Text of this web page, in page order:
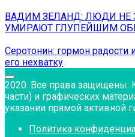
ВАДИМ ЗЕЛАНД: ЛЮДИ НЕ
УМИРАЮТ ГЛУПЕЙШИМ
Серотонин: гормон радости
его нехватку
2020. Все права защищены.
части) и графических
указании прямой активной
Политика